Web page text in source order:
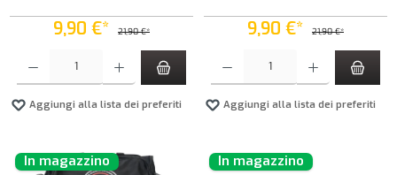
9,90 €* 21,90 €*
Aggiungi alla lista dei preferiti
9,90 €* 21,90 €*
Aggiungi alla lista dei preferiti
In magazzino In magazzino